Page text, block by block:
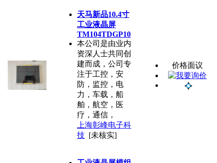
天马新品10.4寸
工业液晶屏
TM104TDGP10
本公司是由业内
资深人士共同创
建而成，公司专
注于工控，安
防，监控，电
力，车载，船
舶，航空，医
疗，通信，
上海彰峰电子科
技 [未核实]
价格面议